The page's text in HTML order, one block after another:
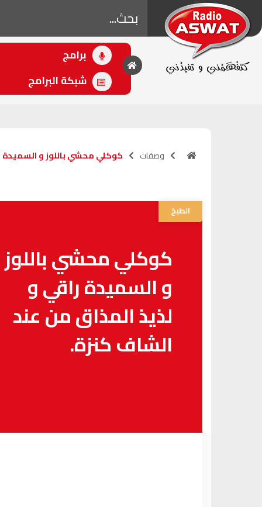
برامج
شبكة البرامج
• اللاحق
بقلب مفتوح
(21:00 - 00:00)
وصفات كوكلي محشي باللوز و السميدة
الطبخ
كوكلي محشي باللوز
و السميدة راقي و
لذيذ المذاق من عند
الشاف كنزة.